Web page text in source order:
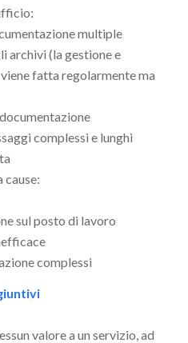
multiple
archivi (la gestione e
fatta regolarmente ma
complessi e lunghi
cause:
sul posto di lavoro
complessi
valore a un servizio, ad